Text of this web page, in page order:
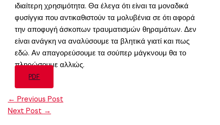
ιδιαίτερη χρησιμότητα. Θα έλεγα ότι είναι τα μοναδικά
φυσίγγια που αντικαθιστούν τα μολυβένια σε ότι αφορά
την αποφυγή άσκοπων τραυματισμών θηραμάτων. Δεν
είναι ανάγκη να αναλύσουμε τα βλητικά γιατί και πως
εδώ. Αν απαγορεύσουμε τα σούπερ μάγκνουμ θα το
πληρώσουμε αλλιώς.
PDF
← Previous Post
Next Post →